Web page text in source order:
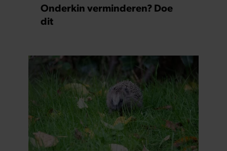
Onderkin verminderen? Doe
dit